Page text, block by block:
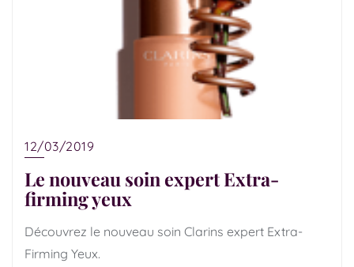
12/03/2019
Le nouveau soin expert Extra-
firming yeux
Découvrez le nouveau soin Clarins expert Extra-
Firming Yeux.